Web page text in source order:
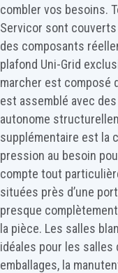
combler vos besoins.
Servicor sont couverts
des composants
plafond Uni-Grid
marcher est composé
est assemblé avec
autonome
supplémentaire est la
pression au besoin
compte tout
situées près d’une
presque
la pièce. Les salles
idéales pour les salles
emballages, la